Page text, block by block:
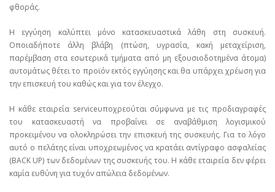
φθοράς.
Η εγγύηση καλύπτει μόνο κατασκευαστικά λάθη στη συσκευή.
Οποιαδήποτε άλλη βλάβη (πτώση, υγρασία, κακή μεταχείριση,
παρέμβαση στα εσωτερικά τμήματα από μη εξουσιοδοτημένα άτομα)
αυτομάτως θέτει το προϊόν εκτός εγγύησης και θα υπάρχει χρέωση για
την επισκευή του καθώς και για τον έλεγχο.
Η κάθε εταιρεία serviceυποχρεούται σύμφωνα με τις προδιαγραφές
του κατασκευαστή να προβαίνει σε αναβάθμιση λογισμικού
προκειμένου να ολοκληρώσει την επισκευή της συσκευής. Για το λόγο
αυτό ο πελάτης είναι υποχρεωμένος να κρατάει αντίγραφο ασφαλείας
(BACK UP) των δεδομένων της συσκευής του. Η κάθε εταιρεία δεν φέρει
καμία ευθύνη για τυχόν απώλεια δεδομένων.